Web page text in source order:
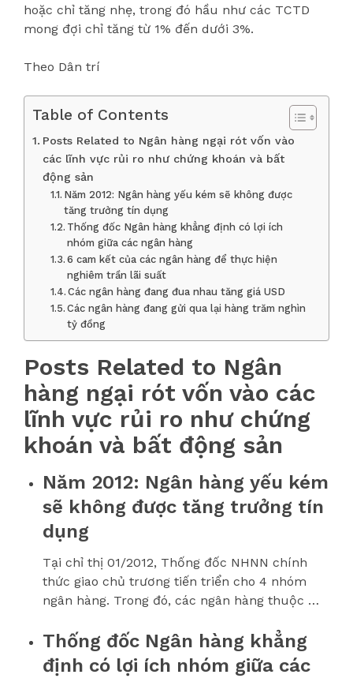
hoặc chỉ tăng nhẹ, trong đó hầu như các TCTD
mong đợi chỉ tăng từ 1% đến dưới 3%.
Theo Dân trí
Table of Contents
Posts Related to Ngân hàng ngại rót vốn vào
các lĩnh vực rủi ro như chứng khoán và bất
động sản
Năm 2012: Ngân hàng yếu kém sẽ không được
tăng trưởng tín dụng
Thống đốc Ngân hàng khẳng định có lợi ích
nhóm giữa các ngân hàng
6 cam kết của các ngân hàng để thực hiện
nghiêm trần lãi suất
Các ngân hàng đang đua nhau tăng giá USD
Các ngân hàng đang gửi qua lại hàng trăm nghìn
tỷ đồng
Posts Related to Ngân
hàng ngại rót vốn vào các
lĩnh vực rủi ro như chứng
khoán và bất động sản
Năm 2012: Ngân hàng yếu kém
sẽ không được tăng trưởng tín
dụng
Tại chỉ thị 01/2012, Thống đốc NHNN chính
thức giao chủ trương tiến triển cho 4 nhóm
ngân hàng. Trong đó, các ngân hàng thuộc …
Thống đốc Ngân hàng khẳng
định có lợi ích nhóm giữa các